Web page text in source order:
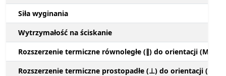
Siła wyginania
Wytrzymałość na ściskanie
Rozszerzenie termiczne równoległe (∥) do orientacji (M)
Rozszerzenie termiczne prostopadłe (⊥) do orientacji (M)